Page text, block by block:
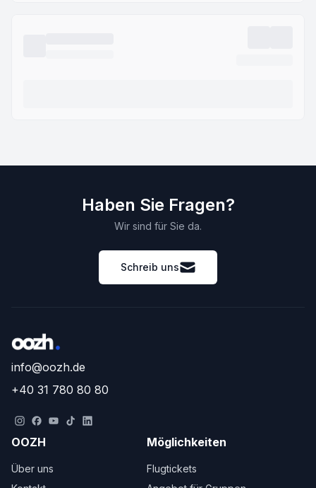
Haben Sie Fragen?
Wir sind für Sie da.
Schreib uns
info@oozh.de
+40 31 780 80 80
OOZH
Über uns
Möglichkeiten
Flugtickets